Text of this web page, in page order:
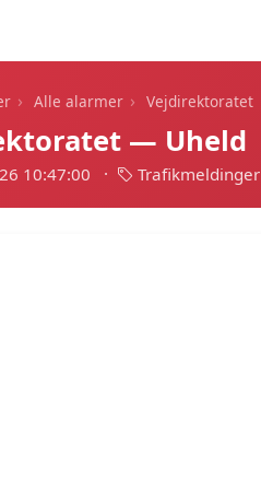
› Alle alarmer › Vejdirektoratet
— Uheld
10:47:00 · Trafikmeldinger